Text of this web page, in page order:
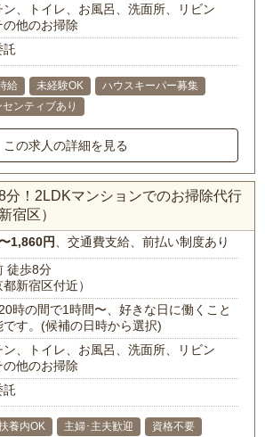
ン、トイレ、お風呂、洗面所、リビン
の他のお掃除
託
給 未経験OK
ハウスキーパー募集
センティブあり
この求人の詳細を見る
分！2LDKマンションでのお掃除代行
宿区）
1,860円 、交通費支給、前払い制度あり
徒歩8分
都新宿区付近）
時の間で1時間〜、好きな日に働くこと
です。(候補の日時から選択)
ン、トイレ、お風呂、洗面所、リビン
の他のお掃除
託
養内OK 主婦･主夫歓迎
資格不要